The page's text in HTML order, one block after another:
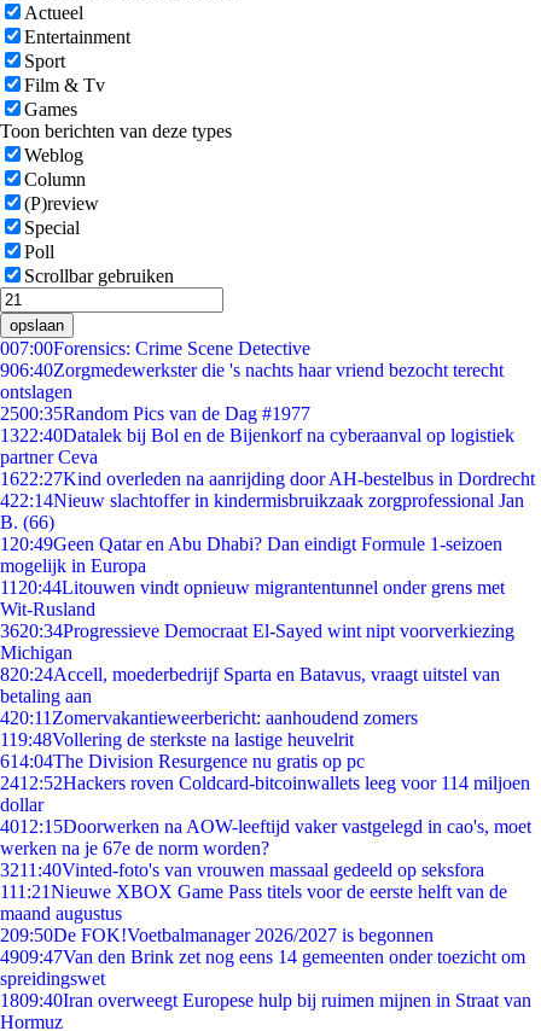
Actueel
Entertainment
Sport
Film & Tv
Games
Toon berichten van deze types
Weblog
Column
(P)review
Special
Poll
Scrollbar gebruiken
opslaan
007:00Forensics: Crime Scene Detective
906:40Zorgmedewerkster die 's nachts haar vriend bezocht terecht
ontslagen
2500:35Random Pics van de Dag #1977
1322:40Datalek bij Bol en de Bijenkorf na cyberaanval op logistiek
partner Ceva
1622:27Kind overleden na aanrijding door AH-bestelbus in Dordrecht
422:14Nieuw slachtoffer in kindermisbruikzaak zorgprofessional Jan
B. (66)
1 20:49Geen Qatar en Abu Dhabi? Dan eindigt Formule 1-seizoen
mogelijk in Europa
11 20:44Litouwen vindt opnieuw migrantentunnel onder grens met
Wit-Rusland
3620:34Progressieve Democraat El-Sayed wint nipt voorverkiezing
Michigan
820:24Accell, moederbedrijf Sparta en Batavus, vraagt uitstel van
betaling aan
420:11 Zomervakantieweerbericht: aanhoudend zomers
119:48Vollering de sterkste na lastige heuvelrit
614:04The Division Resurgence nu gratis op pc
2412:52Hackers roven Coldcard-bitcoinwallets leeg voor 114 miljoen
dollar
4012:15Doorwerken na AOW-leeftijd vaker vastgelegd in cao's, moet
werken na je 67e de norm worden?
3211:40Vinted-foto's van vrouwen massaal gedeeld op seksfora
111:21Nieuwe XBOX Game Pass titels voor de eerste helft van de
maand augustus
209:50De FOK!Voetbalmanager 2026/2027 is begonnen
4909:47Van den Brink zet nog eens 14 gemeenten onder toezicht om
spreidingswet
1809:40Iran overweegt Europese hulp bij ruimen mijnen in Straat van
Hormuz